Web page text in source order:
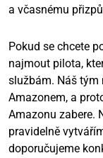
a včasnému
Pokud se chcete
najmout pilota,
službám. Náš tým
Amazonem, a
Amazonu zabere.
pravidelně
doporučujeme